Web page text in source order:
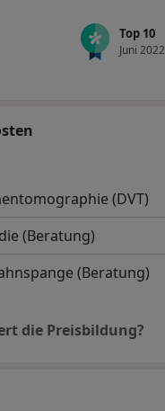
Top 10
Juni 2022
(DVT)
(Beratung)
(Beratung)
die Preisbildung?